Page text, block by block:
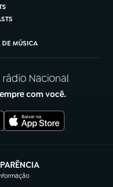
DE MÚSICA
Nacional
com você.
em nova aba)